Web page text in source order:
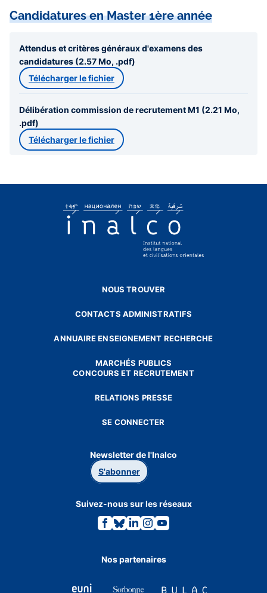
Candidatures en Master 1ère année
Attendus et critères généraux d'examens des
candidatures (2.57 Mo, .pdf)
Télécharger le fichier
Délibération commission de recrutement M1 (2.21 Mo,
.pdf)
Télécharger le fichier
NOUS TROUVER
CONTACTS ADMINISTRATIFS
ANNUAIRE ENSEIGNEMENT RECHERCHE
MARCHÉS PUBLICS
CONCOURS ET RECRUTEMENT
RELATIONS PRESSE
SE CONNECTER
Newsletter de l'Inalco
S'abonner
Suivez-nous sur les réseaux
Lien
vers
Facebook.
Lien
vers
Bluesky.
Lien
vers
Linkedin.
Lien
vers
Instagram.
Lien
vers
Youtube.
Nos partenaires